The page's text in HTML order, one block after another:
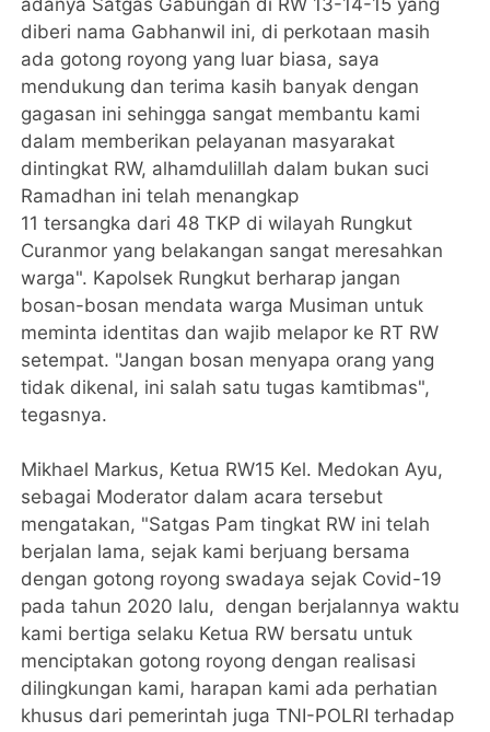
adanya Satgas Gabungan di RW 13-14-15 yang
diberi nama Gabhanwil ini, di perkotaan masih
ada gotong royong yang luar biasa, saya
mendukung dan terima kasih banyak dengan
gagasan ini sehingga sangat membantu kami
dalam memberikan pelayanan masyarakat
dintingkat RW, alhamdulillah dalam bukan suci
Ramadhan ini telah menangkap
11 tersangka dari 48 TKP di wilayah Rungkut
Curanmor yang belakangan sangat meresahkan
warga". Kapolsek Rungkut berharap jangan
bosan-bosan mendata warga Musiman untuk
meminta identitas dan wajib melapor ke RT RW
setempat. "Jangan bosan menyapa orang yang
tidak dikenal, ini salah satu tugas kamtibmas",
tegasnya.
Mikhael Markus, Ketua RW15 Kel. Medokan Ayu,
sebagai Moderator dalam acara tersebut
mengatakan, "Satgas Pam tingkat RW ini telah
berjalan lama, sejak kami berjuang bersama
dengan gotong royong swadaya sejak Covid-19
pada tahun 2020 lalu, dengan berjalannya waktu
kami bertiga selaku Ketua RW bersatu untuk
menciptakan gotong royong dengan realisasi
dilingkungan kami, harapan kami ada perhatian
khusus dari pemerintah juga TNI-POLRI terhadap